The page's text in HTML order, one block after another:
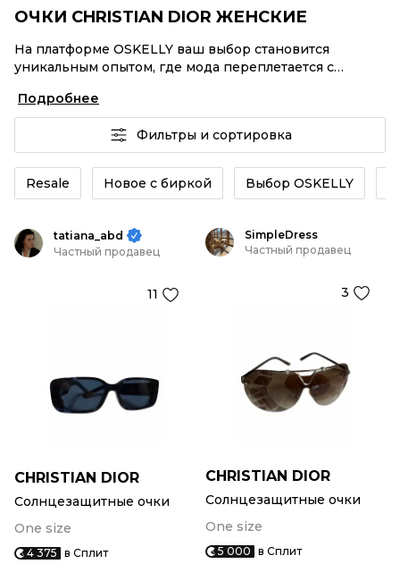
ОЧКИ CHRISTIAN DIOR ЖЕНСКИЕ
На платформе OSKELLY ваш выбор становится
уникальным опытом, где мода переплетается с
аутентификация каждого заказа – Очки CHRISTIAN
DIOR женские от селлеров OSKELLY с быстрой
доставкой по России. Ваш стиль не ждет, и мы тоже!
Винтажные изделия или Очки CHRISTIAN DIOR
женские из новых коллекций – заказывайте на сайте
или в приложении OSKELLY с целой экосистемой
Подробнее
Фильтры и сортировка
Resale Новое с биркой Выбор OSKELLY
tatiana_abd
Частный продавец
11
CHRISTIAN DIOR
Солнцезащитные очки
One size
4 375 в Сплит
SimpleDress
Частный продавец
3
CHRISTIAN DIOR
Солнцезащитные очки
One size
5 000 в Сплит